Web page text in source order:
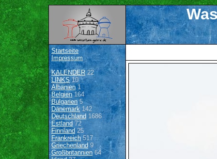
Startseite
Impressum
KALENDER22
LINKS10
Albanien1
Belgien164
Bulgarien 5
Dänemark142
Deutschland 1686
Estland 72
Finnland 25
Frankreich517
Griechenland9
Großbritannien64